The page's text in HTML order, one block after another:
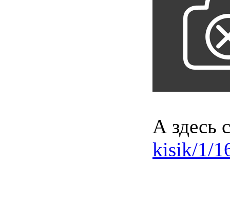
А здесь
kisik/1/